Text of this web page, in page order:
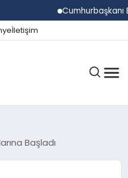
Cumhurbaşkanı
İletişim
Başladı